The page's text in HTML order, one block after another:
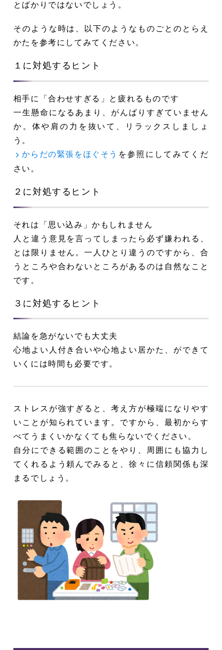
とばかりではないでしょう。
そのような時は、以下のようなものごとのとらえ
かたを参考にしてみてください。
１に対処するヒント
相手に「合わせすぎる」と疲れるものです
一生懸命になるあまり、がんばりすぎていません
か。体や肩の力を抜いて、リラックスしましょ
う。
からだの緊張をほぐそう を参照にしてみてくだ
さい。
２に対処するヒント
それは「思い込み」かもしれません
人と違う意見を言ってしまったら必ず嫌われる、
とは限りません。一人ひとり違うのですから、合
うところや合わないところがあるのは自然なこと
です。
３に対処するヒント
結論を急がないでも大丈夫
心地よい人付き合いや心地よい居かた、ができて
いくには時間も必要です。
ストレスが強すぎると、考え方が極端になりやす
いことが知られています。ですから、最初からす
べてうまくいかなくても焦らないでください。
自分にできる範囲のことをやり、周囲にも協力し
てくれるよう頼んでみると、徐々に信頼関係も深
まるでしょう。